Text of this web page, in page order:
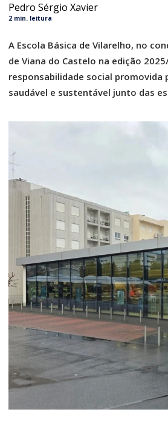
Pedro Sérgio Xavier
2 min. leitura
A Escola Básica de Vilarelho, no
de Viana do Castelo na edição
responsabilidade social
saudável e sustentável junto das